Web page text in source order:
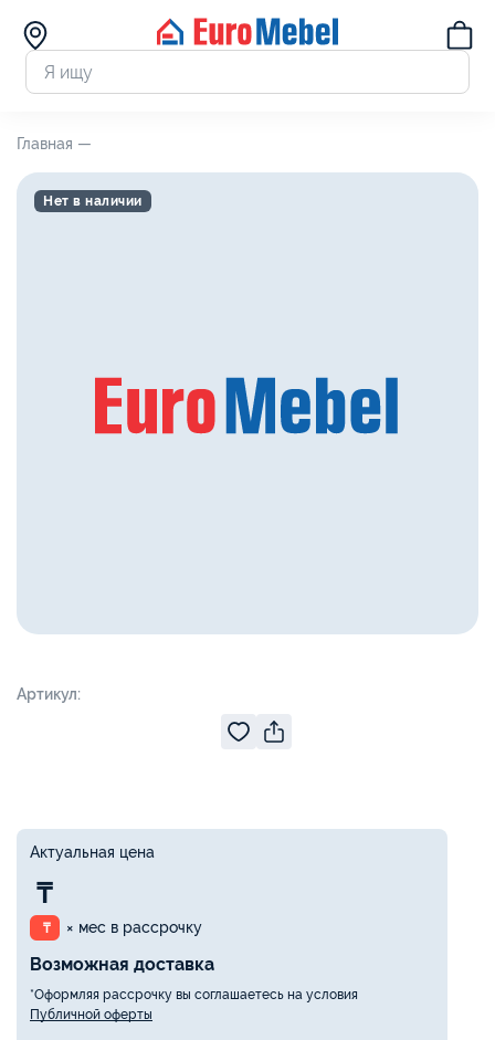
Главная —
Артикул:
Нет в наличии
Актуальная цена
₸
₸ × мес в рассрочку
Возможная доставка
*Оформляя рассрочку вы соглашаетесь на условия
Публичной оферты